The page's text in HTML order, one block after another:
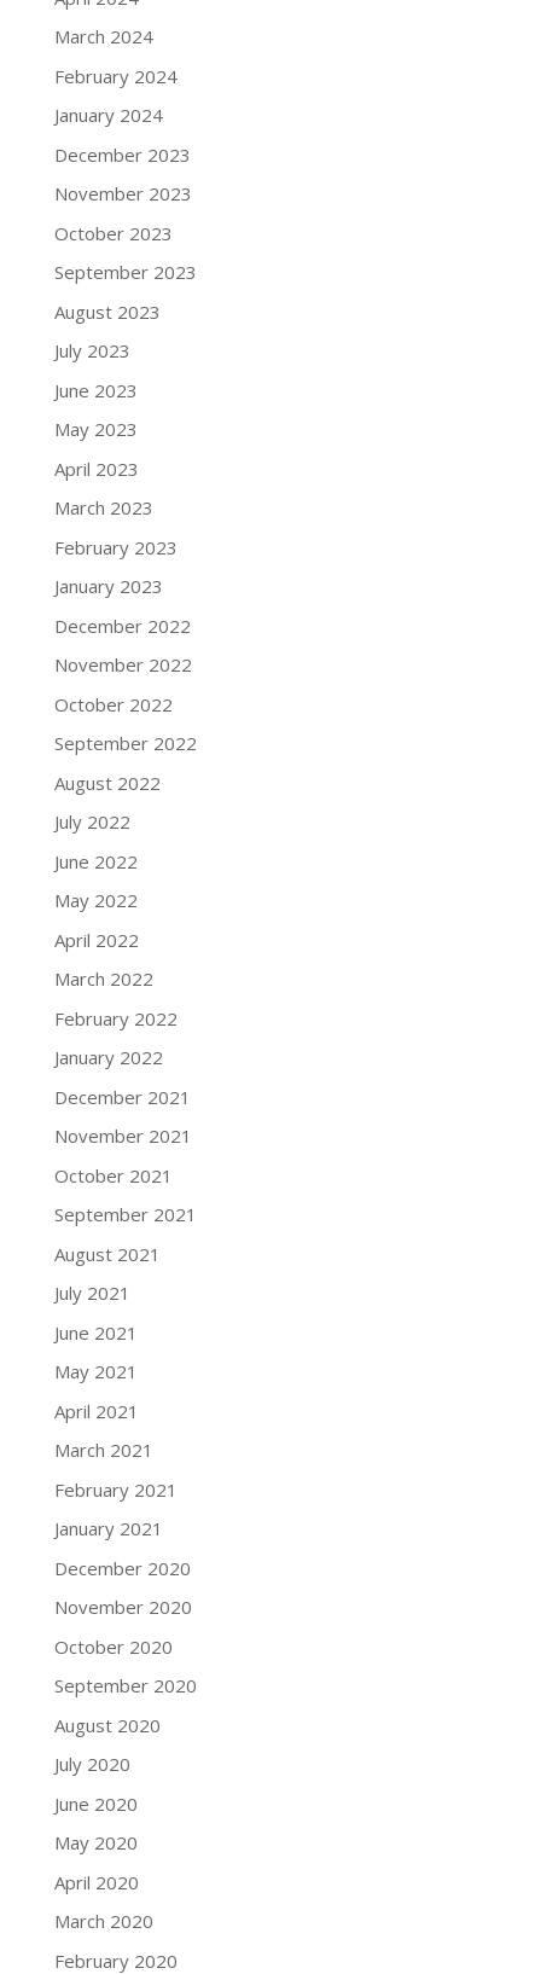
March 2024
February 2024
January 2024
December 2023
November 2023
October 2023
September 2023
August 2023
July 2023
June 2023
May 2023
April 2023
March 2023
February 2023
January 2023
December 2022
November 2022
October 2022
September 2022
August 2022
July 2022
June 2022
May 2022
April 2022
March 2022
February 2022
January 2022
December 2021
November 2021
October 2021
September 2021
August 2021
July 2021
June 2021
May 2021
April 2021
March 2021
February 2021
January 2021
December 2020
November 2020
October 2020
September 2020
August 2020
July 2020
June 2020
May 2020
April 2020
March 2020
February 2020